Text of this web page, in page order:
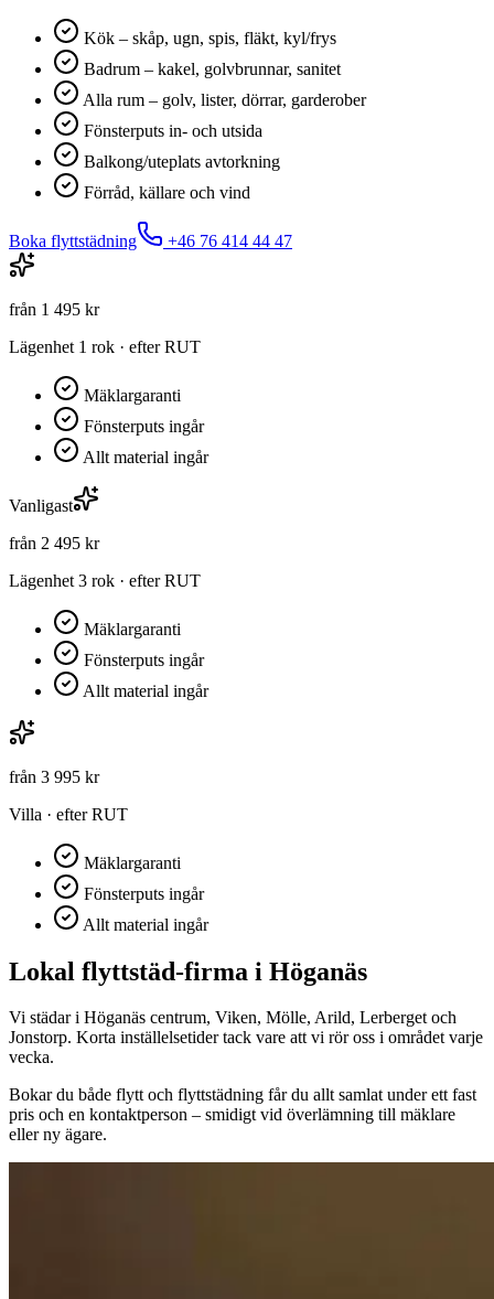
Kök – skåp, ugn, spis, fläkt, kyl/frys
Badrum – kakel, golvbrunnar, sanitet
Alla rum – golv, lister, dörrar, garderober
Fönsterputs in- och utsida
Balkong/uteplats avtorkning
Förråd, källare och vind
Boka flyttstädning +46 76 414 44 47
från 1 495 kr
Lägenhet 1 rok · efter RUT
Mäklargaranti
Fönsterputs ingår
Allt material ingår
Vanligast
från 2 495 kr
Lägenhet 3 rok · efter RUT
Mäklargaranti
Fönsterputs ingår
Allt material ingår
från 3 995 kr
Villa · efter RUT
Mäklargaranti
Fönsterputs ingår
Allt material ingår
Lokal flyttstäd-firma i Höganäs
Vi städar i Höganäs centrum, Viken, Mölle, Arild, Lerberget och
Jonstorp. Korta inställelsetider tack vare att vi rör oss i området varje
vecka.
Bokar du både flytt och flyttstädning får du allt samlat under ett fast
pris och en kontaktperson – smidigt vid överlämning till mäklare
eller ny ägare.